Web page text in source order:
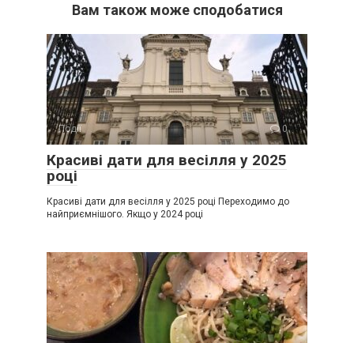
Вам також може сподобатися
Події 0
Красиві дати для весілля у 2025
році
Красиві дати для весілля у 2025 році Переходимо до
найприємнішого. Якщо у 2024 році